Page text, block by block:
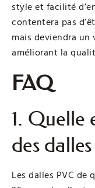
style et facilité
contentera pas
mais deviendra
améliorant la
FAQ
1. Quelle
des
Les dalles PVC de